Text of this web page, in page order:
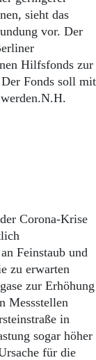
sieht das
vor. Der
Hilfsfonds zur
Fonds soll mit
Corona-Krise
Feinstaub und
zu erwarten
zur Erhöhung
Messstellen
in
sogar höher
für die